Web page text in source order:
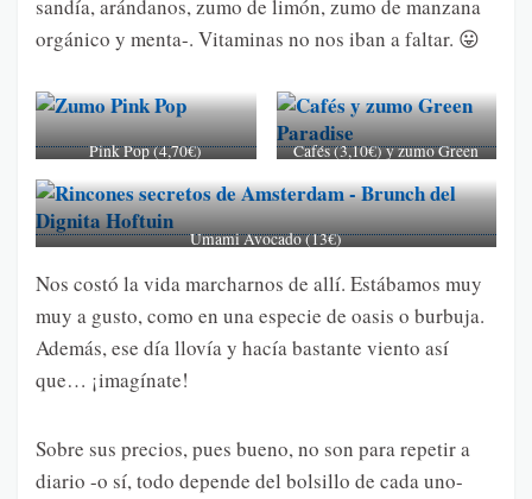
sandía, arándanos, zumo de limón, zumo de manzana
orgánico y menta-. Vitaminas no nos iban a faltar. 😛
Pink Pop (4,70€)
Cafés (3,10€) y zumo Green
Umami Avocado (13€)
Nos costó la vida marcharnos de allí. Estábamos muy
muy a gusto, como en una especie de oasis o burbuja.
Además, ese día llovía y hacía bastante viento así
que… ¡imagínate!
Sobre sus precios, pues bueno, no son para repetir a
diario -o sí, todo depende del bolsillo de cada uno-